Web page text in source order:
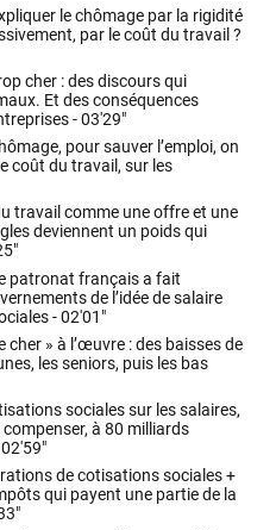
le chômage par la rigidité
par le coût du travail ?
cher : des discours qui
Et des conséquences
-03'29"
pour sauver l’emploi, on
coût du travail, sur les
travail comme une offre et une
deviennent un poids qui
patronat français a fait
de l’idée de salaire
-02'01"
» à l’œuvre : des baisses de
les seniors, puis les bas
sociales sur les salaires,
à 80 milliards
02'59"
de cotisations sociales +
qui payent une partie de la